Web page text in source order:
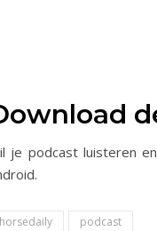
je podcast luisteren
horsedaily podcast